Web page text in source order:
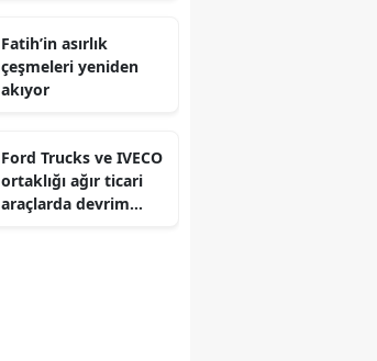
Fatih’in asırlık
çeşmeleri yeniden
akıyor
Ford Trucks ve IVECO
ortaklığı ağır ticari
araçlarda devrim